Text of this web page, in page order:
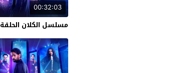
00:32:03
مسلسل الكلان الحلقة 8